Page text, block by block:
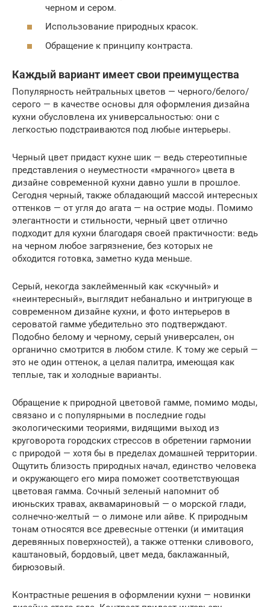
черном и сером.
Использование природных красок.
Обращение к принципу контраста.
Каждый вариант имеет свои преимущества
Популярность нейтральных цветов — черного/белого/
серого — в качестве основы для оформления дизайна
кухни обусловлена их универсальностью: они с
легкостью подстраиваются под любые интерьеры.
Черный цвет придаст кухне шик — ведь стереотипные
представления о неуместности «мрачного» цвета в
дизайне современной кухни давно ушли в прошлое.
Сегодня черный, также обладающий массой интересных
оттенков — от угля до агата — на острие моды. Помимо
элегантности и стильности, черный цвет отлично
подходит для кухни благодаря своей практичности: ведь
на черном любое загрязнение, без которых не
обходится готовка, заметно куда меньше.
Серый, некогда заклейменный как «скучный» и
«неинтересный», выглядит небанально и интригующе в
современном дизайне кухни, и фото интерьеров в
сероватой гамме убедительно это подтверждают.
Подобно белому и черному, серый универсален, он
органично смотрится в любом стиле. К тому же серый —
это не один оттенок, а целая палитра, имеющая как
теплые, так и холодные варианты.
Обращение к природной цветовой гамме, помимо моды,
связано и с популярными в последние годы
экологическими теориями, видящими выход из
круговорота городских стрессов в обретении гармонии
с природой — хотя бы в пределах домашней территории.
Ощутить близость природных начал, единство человека
и окружающего его мира поможет соответствующая
цветовая гамма. Сочный зеленый напомнит об
июньских травах, аквамариновый — о морской глади,
солнечно-желтый — о лимоне или айве. К природным
тонам относятся все древесные оттенки (и имитация
деревянных поверхностей), а также оттенки сливового,
каштановый, бордовый, цвет меда, баклажанный,
бирюзовый.
Контрастные решения в оформлении кухни — новинки